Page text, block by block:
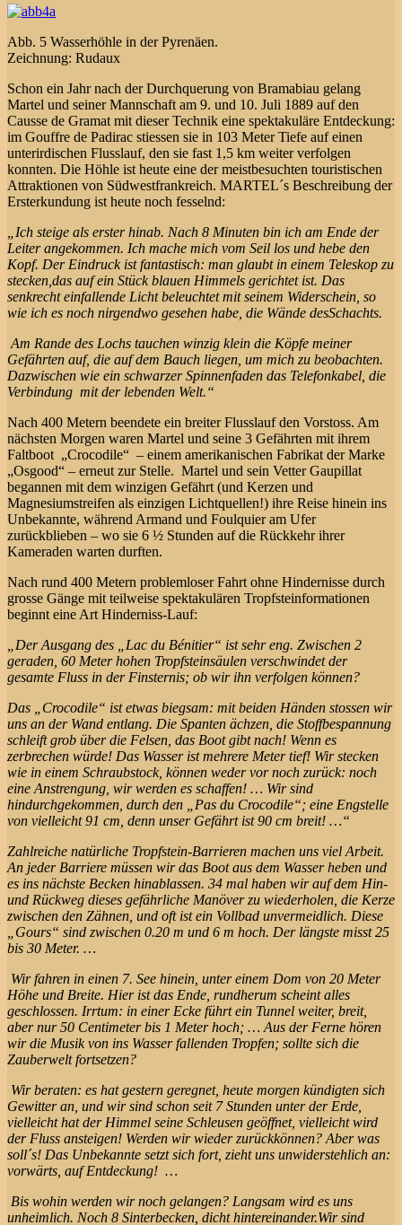
Abb. 5 Wasserhöhle in der Pyrenäen.
Zeichnung: Rudaux
Schon ein Jahr nach der Durchquerung von Bramabiau gelang
Martel und seiner Mannschaft am 9. und 10. Juli 1889 auf den
Causse de Gramat mit dieser Technik eine spektakuläre Entdeckung:
im Gouffre de Padirac stiessen sie in 103 Meter Tiefe auf einen
unterirdischen Flusslauf, den sie fast 1,5 km weiter verfolgen
konnten. Die Höhle ist heute eine der meistbesuchten touristischen
Attraktionen von Südwestfrankreich. MARTEL´s Beschreibung der
Ersterkundung ist heute noch fesselnd:
„Ich steige als erster hinab. Nach 8 Minuten bin ich am Ende der
Leiter angekommen. Ich mache mich vom Seil los und hebe den
Kopf. Der Eindruck ist fantastisch: man glaubt in einem Teleskop zu
stecken,das auf ein Stück blauen Himmels gerichtet ist. Das
senkrecht einfallende Licht beleuchtet mit seinem Widerschein, so
wie ich es noch nirgendwo gesehen habe, die Wände desSchachts.
Am Rande des Lochs tauchen winzig klein die Köpfe meiner
Gefährten auf, die auf dem Bauch liegen, um mich zu beobachten.
Dazwischen wie ein schwarzer Spinnenfaden das Telefonkabel, die
Verbindung mit der lebenden Welt.“
Nach 400 Metern beendete ein breiter Flusslauf den Vorstoss. Am
nächsten Morgen waren Martel und seine 3 Gefährten mit ihrem
Faltboot „Crocodile“ – einem amerikanischen Fabrikat der Marke
„Osgood“ – erneut zur Stelle. Martel und sein Vetter Gaupillat
begannen mit dem winzigen Gefährt (und Kerzen und
Magnesiumstreifen als einzigen Lichtquellen!) ihre Reise hinein ins
Unbekannte, während Armand und Foulquier am Ufer
zurückblieben – wo sie 6 ½ Stunden auf die Rückkehr ihrer
Kameraden warten durften.
Nach rund 400 Metern problemloser Fahrt ohne Hindernisse durch
grosse Gänge mit teilweise spektakulären Tropfsteinformationen
beginnt eine Art Hinderniss-Lauf:
„Der Ausgang des „Lac du Bénitier“ ist sehr eng. Zwischen 2
geraden, 60 Meter hohen Tropfsteinsäulen verschwindet der
gesamte Fluss in der Finsternis; ob wir ihn verfolgen können?
Das „Crocodile“ ist etwas biegsam: mit beiden Händen stossen wir
uns an der Wand entlang. Die Spanten ächzen, die Stoffbespannung
schleift grob über die Felsen, das Boot gibt nach! Wenn es
zerbrechen würde! Das Wasser ist mehrere Meter tief! Wir stecken
wie in einem Schraubstock, können weder vor noch zurück: noch
eine Anstrengung, wir werden es schaffen! … Wir sind
hindurchgekommen, durch den „Pas du Crocodile“; eine Engstelle
von vielleicht 91 cm, denn unser Gefährt ist 90 cm breit! …“
Zahlreiche natürliche Tropfstein-Barrieren machen uns viel Arbeit.
An jeder Barriere müssen wir das Boot aus dem Wasser heben und
es ins nächste Becken hinablassen. 34 mal haben wir auf dem Hin-
und Rückweg dieses gefährliche Manöver zu wiederholen, die Kerze
zwischen den Zähnen, und oft ist ein Vollbad unvermeidlich. Diese
„Gours“ sind zwischen 0.20 m und 6 m hoch. Der längste misst 25
bis 30 Meter. …
Wir fahren in einen 7. See hinein, unter einem Dom von 20 Meter
Höhe und Breite. Hier ist das Ende, rundherum scheint alles
geschlossen. Irrtum: in einer Ecke führt ein Tunnel weiter, breit,
aber nur 50 Centimeter bis 1 Meter hoch; … Aus der Ferne hören
wir die Musik von ins Wasser fallenden Tropfen; sollte sich die
Zauberwelt fortsetzen?
Wir beraten: es hat gestern geregnet, heute morgen kündigten sich
Gewitter an, und wir sind schon seit 7 Stunden unter der Erde,
vielleicht hat der Himmel seine Schleusen geöffnet, vielleicht wird
der Fluss ansteigen! Werden wir wieder zurückkönnen? Aber was
soll´s! Das Unbekannte setzt sich fort, zieht uns unwiderstehlich an:
vorwärts, auf Entdeckung! …
Bis wohin werden wir noch gelangen? Langsam wird es uns
unheimlich. Noch 8 Sinterbecken, dicht hintereinander.Wir sind